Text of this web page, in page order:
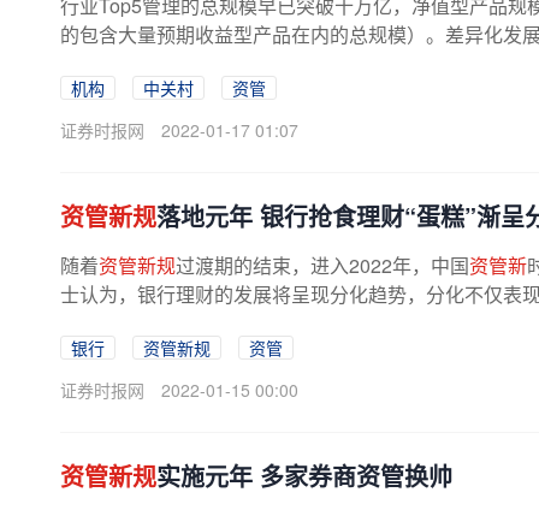
的包含大量预期收益型产品在内的总规模）。差异化发
机构 中关村
资管
证券时报网
2022-01-17 01:07
资管新规落地元年 银行抢食理财“蛋糕”渐呈
随着资管新规过渡期的结束，进入2022年，中国资管新
士认为，银行理财的发展将呈现分化趋势，分化不仅表
银行 资管新规
资管
证券时报网
2022-01-15 00:00
资管新规实施元年 多家券商资管换帅